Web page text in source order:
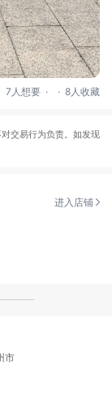
7人想要 . . 8人收藏
交易行为负责。如发现
进入店铺
市